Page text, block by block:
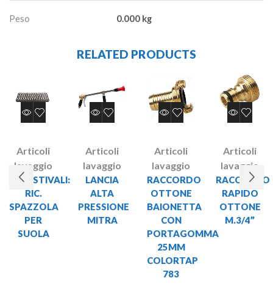
Peso 0.000 kg
RELATED PRODUCTS
Articoli
lavaggio
LAVASTIVALI:
RIC.
SPAZZOLA
PER
SUOLA
Articoli
lavaggio
LANCIA
ALTA
PRESSIONE
MITRA
Articoli
lavaggio
RACCORDO
OTTONE
BAIONETTA
CON
PORTAGOMMA
25MM
COLORTAP
783
Articoli
lavaggio
RACCORDO
RAPIDO
OTTONE
M.3/4”